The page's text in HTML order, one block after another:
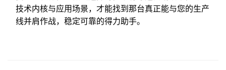
技术内核与应用场景，才能找到那台真正能与您的生产
线并肩作战，稳定可靠的得力助手。